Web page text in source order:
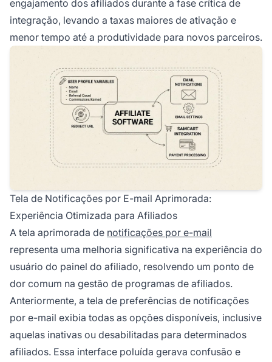
engajamento dos afiliados durante a fase crítica de
integração, levando a taxas maiores de ativação e
menor tempo até a produtividade para novos parceiros.
Tela de Notificações por E-mail Aprimorada:
Experiência Otimizada para Afiliados
A tela aprimorada de notificações por e-mail
representa uma melhoria significativa na experiência do
usuário do painel do afiliado, resolvendo um ponto de
dor comum na gestão de programas de afiliados.
Anteriormente, a tela de preferências de notificações
por e-mail exibia todas as opções disponíveis, inclusive
aquelas inativas ou desabilitadas para determinados
afiliados. Essa interface poluída gerava confusão e